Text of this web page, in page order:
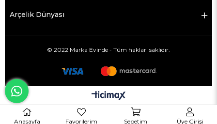
Arçelik Dünyası
© 2022 Marka Evinde - Tüm hakları saklıdır.
Anasayfa Favorilerim Sepetim Üye Girişi